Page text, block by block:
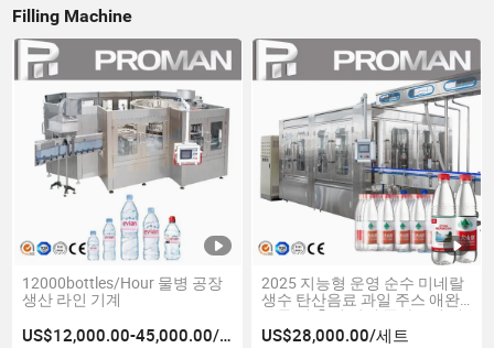
Filling Machine
12000bottles/Hour 물병 공장
생산 라인 기계
US$12,000.00-45,000.00/상품
2025 지능형 운영 순수 미네랄
생수 탄산음료 과일 주스 애완
동물 병 충전 기계 플라스틱 병
용
US$28,000.00/세트